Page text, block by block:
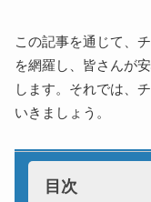
この記事を通じて、
を網羅し、皆さんが
します。それでは、
いきましょう。
目次